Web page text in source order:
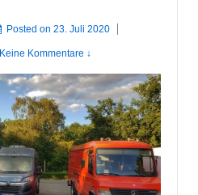
Posted on23. Juli 2020
Keine Kommentare ↓